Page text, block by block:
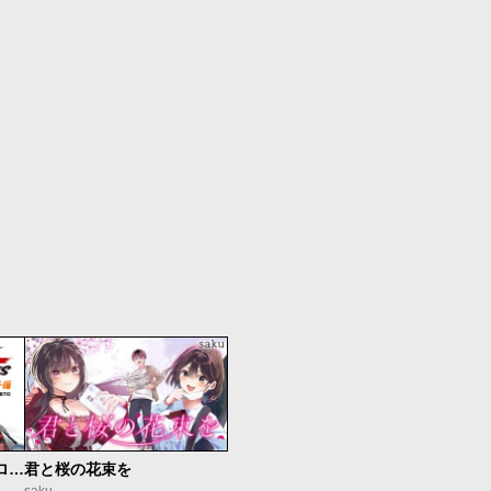
新仮面ライダーSPIRITS ロンリー仮面ライダー編君と桜の花束を